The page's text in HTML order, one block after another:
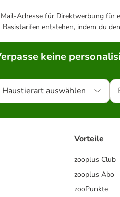
Adresse für Direktwerbung für
entstehen, indem du
keine
Haustierart auswählen
Vorteile
zooplus Club
zooplus Abo
zooPunkte